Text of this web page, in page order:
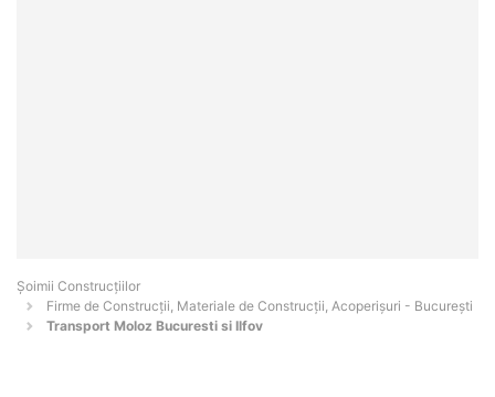
Șoimii Construcțiilor
Firme de Construcții, Materiale de Construcții, Acoperișuri - Bucureşti
Transport Moloz Bucuresti si Ilfov